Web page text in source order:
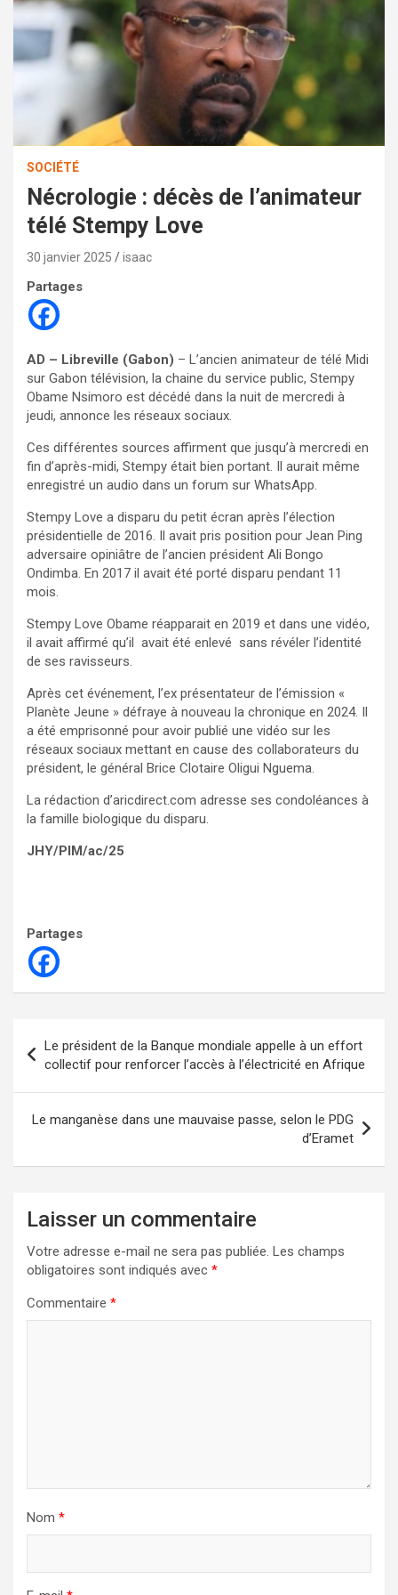
SOCIÉTÉ
Nécrologie : décès de l’animateur
télé Stempy Love
30 janvier 2025 isaac
Partages
AD – Libreville (Gabon) – L’ancien animateur de télé Midi
sur Gabon télévision, la chaine du service public, Stempy
Obame Nsimoro est décédé dans la nuit de mercredi à
jeudi, annonce les réseaux sociaux.
Ces différentes sources affirment que jusqu’à mercredi en
fin d’après-midi, Stempy était bien portant. Il aurait même
enregistré un audio dans un forum sur WhatsApp.
Stempy Love a disparu du petit écran après l’élection
présidentielle de 2016. Il avait pris position pour Jean Ping
adversaire opiniâtre de l’ancien président Ali Bongo
Ondimba. En 2017 il avait été porté disparu pendant 11
mois.
Stempy Love Obame réapparait en 2019 et dans une vidéo,
il avait affirmé qu’il avait été enlevé sans révéler l’identité
de ses ravisseurs.
Après cet événement, l’ex présentateur de l’émission «
Planète Jeune » défraye à nouveau la chronique en 2024. Il
a été emprisonné pour avoir publié une vidéo sur les
réseaux sociaux mettant en cause des collaborateurs du
président, le général Brice Clotaire Oligui Nguema.
La rédaction d’aricdirect.com adresse ses condoléances à
la famille biologique du disparu.
JHY/PIM/ac/25
Partages
de
l’article
Le président de la Banque mondiale appelle à un effort
collectif pour renforcer l’accès à l’électricité en Afrique
Le manganèse dans une mauvaise passe, selon le PDG
d’Eramet
Laisser un commentaire
Votre adresse e-mail ne sera pas publiée. Les champs
obligatoires sont indiqués avec *
Commentaire *
Nom *